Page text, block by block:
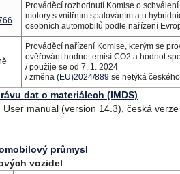
Prováděcí rozhodnutí Komise o
motory s vnitřním spalováním a u
osobních automobilů podle nařízení
Prováděcí nařízení Komise, kterým se
ověřování hodnot emisí CO2 a hodnot
/ použije se od 7. 1. 2024
/ změna (EU)2024/889 se netýká
dat o materiálech (IMDS)
User manual (version 14.3), česká
průmysl
vozidel